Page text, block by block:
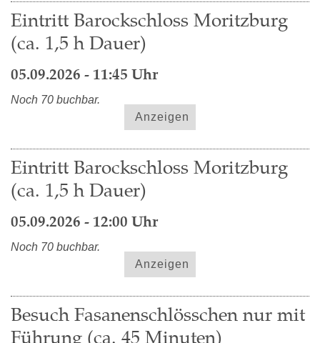
Eintritt Barockschloss Moritzburg
(ca. 1,5 h Dauer)
05.09.2026 - 11:45 Uhr
Noch 70 buchbar.
Anzeigen
Eintritt Barockschloss Moritzburg
(ca. 1,5 h Dauer)
05.09.2026 - 12:00 Uhr
Noch 70 buchbar.
Anzeigen
Besuch Fasanenschlösschen nur mit
Führung (ca. 45 Minuten)